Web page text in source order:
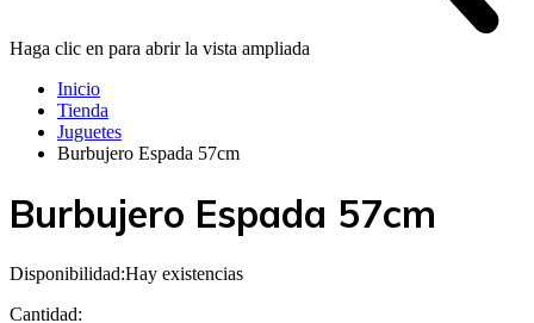
Haga clic en para abrir la vista ampliada
Inicio
Tienda
Juguetes
Burbujero Espada 57cm
Burbujero Espada 57cm
Disponibilidad:Hay existencias
Cantidad: